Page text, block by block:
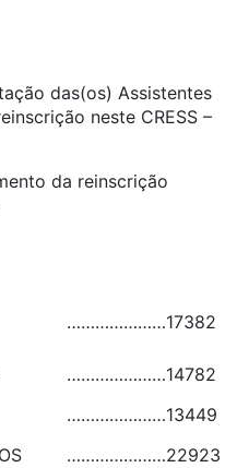
das(os) Assistentes
neste CRESS –
da reinscrição
…………………17382
…………………14782
…………………13449
…………………22923